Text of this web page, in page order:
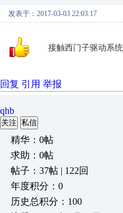
发表于：2017-03-03 22:03:17
接触西门子驱动系
回复 引用 举报
qhb
关注 私信
精华：0帖
求助：0帖
帖子：37帖 | 122回
年度积分：0
历史总积分：100